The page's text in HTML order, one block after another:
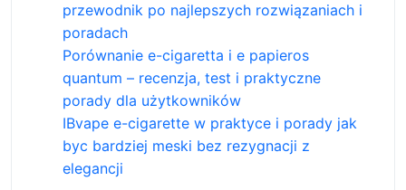
przewodnik po najlepszych rozwiązaniach i
poradach
Porównanie e-cigaretta i e papieros
quantum – recenzja, test i praktyczne
porady dla użytkowników
IBvape e-cigarette w praktyce i porady jak
byc bardziej meski bez rezygnacji z
elegancji